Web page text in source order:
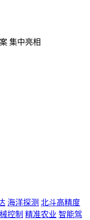
集中亮相
海洋探测 北斗高精度
控制 精准农业 智能驾